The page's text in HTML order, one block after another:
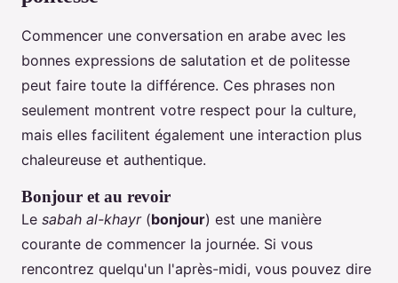
Commencer une conversation en arabe avec les
bonnes expressions de salutation et de politesse
peut faire toute la différence. Ces phrases non
seulement montrent votre respect pour la culture,
mais elles facilitent également une interaction plus
chaleureuse et authentique.
Bonjour et au revoir
Le sabah al-khayr(bonjour) est une manière
courante de commencer la journée. Si vous
rencontrez quelqu'un l'après-midi, vous pouvez dire